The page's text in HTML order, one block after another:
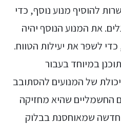
להוסיף מנוע נוסף, כדי
את המנוע הנוסף יהיה
לשפר את יעילות הטווח.
במיוחד בעבור
של המנועים להסתובב
מהמנועים החשמליים שהיא מחזיקה
חדשה שמאוחסנת בבלוק